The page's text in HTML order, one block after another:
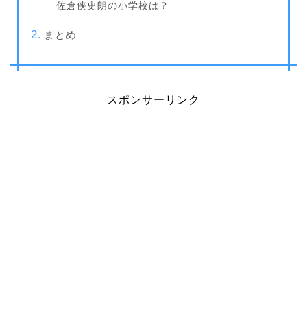
佐倉侠史朗の小学校は？
まとめ
スポンサーリンク